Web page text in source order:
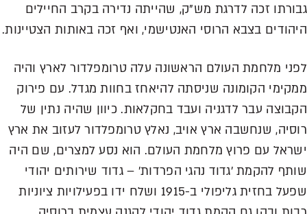
גבורתו זכה לדרגת מש"ק, שהייתה נדירה בקרב החיילים
היהודים בצבא הרוסי האנטישמי, ואף זכה באותות הצטיינות.
לפני מלחמת העולם הראשונה עלה טרומפלדור לארץ והיה
ממקימי הקומונה שניסתה להיאחז בחוות מגדל. עם פירוק
הקבוצה עבר לדגניה ועבד בחקלאות. כיוון שהיה נתין של
רוסיה, שנחשבה ארץ אויב, נאלץ טרומפלדור לעזוב את ארץ
ישראל עם פרוץ מלחמת העולם. הוא נסע למצרים, שם היה
שותף להקמת 'גדוד נהגי הפרדות' – גדוד שירותים יהודי
שפעל בחזית גליפולי ב-1915 ושלח ידו בפעילויות ציוניות